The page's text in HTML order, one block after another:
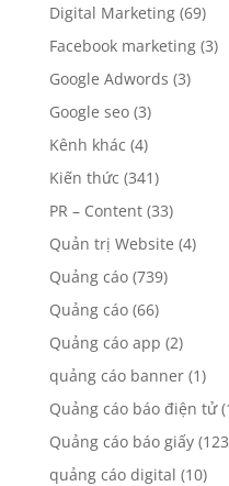
Digital Marketing(69)
Facebook marketing(3)
Google Adwords (3)
Google seo(3)
Kênh khác (4)
Kiến thức (341)
PR – Content(33)
Quản trị Website (4)
Quảng cáo(739)
Quảng cáo(66)
Quảng cáo app (2)
quảng cáo banner(1)
Quảng cáo báo điện tử
Quảng cáo báo giấy
quảng cáo digital (10)